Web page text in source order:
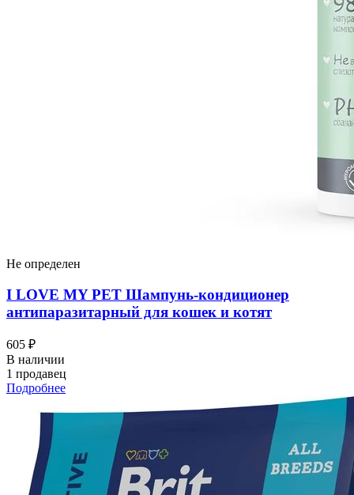
Не определен
I LOVЕ MY PET Шампунь-кондиционер
антипаразитарный для кошек и котят
605 ₽
В наличии
1 продавец
Подробнее